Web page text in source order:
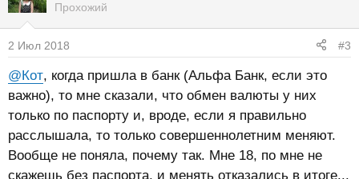
Прохожий
2 Июл 2018 #3
@Кот, когда пришла в банк (Альфа Банк, если это
важно), то мне сказали, что обмен валюты у них
только по паспорту и, вроде, если я правильно
расслышала, то только совершеннолетним меняют.
Вообще не поняла, почему так. Мне 18, по мне не
скажешь без паспорта, и менять отказались в итоге...